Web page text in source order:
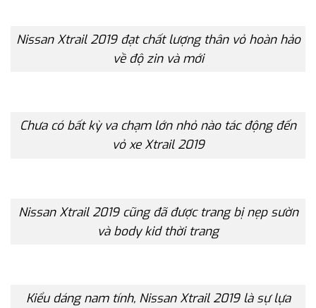
Nissan Xtrail 2019 đạt chất lượng thân vỏ hoàn hảo
về độ zin và mới
Chưa có bất kỳ va chạm lớn nhỏ nào tác động đến
vỏ xe Xtrail 2019
Nissan Xtrail 2019 cũng đã được trang bị nẹp sườn
và body kid thời trang
Kiểu dáng nam tính, Nissan Xtrail 2019 là sự lựa